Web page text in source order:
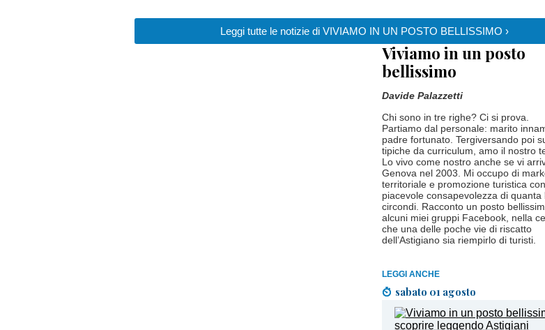
Leggi tutte le notizie di VIVIAMO IN UN POSTO BELLISSIMO ›
Viviamo in un posto
bellissimo
Davide Palazzetti
Chi sono in tre righe? Ci si prova.
Partiamo dal personale: marito
padre fortunato. Tergiversando poi
tipiche da curriculum, amo il nostro
Lo vivo come nostro anche se vi
Genova nel 2003. Mi occupo di
territoriale e promozione turistica
piacevole consapevolezza di quanta
circondi. Racconto un posto
alcuni miei gruppi Facebook, nella
che una delle poche vie di riscatto
dell’Astigiano sia riempirlo di turisti.
LEGGI ANCHE
sabato 01 agosto